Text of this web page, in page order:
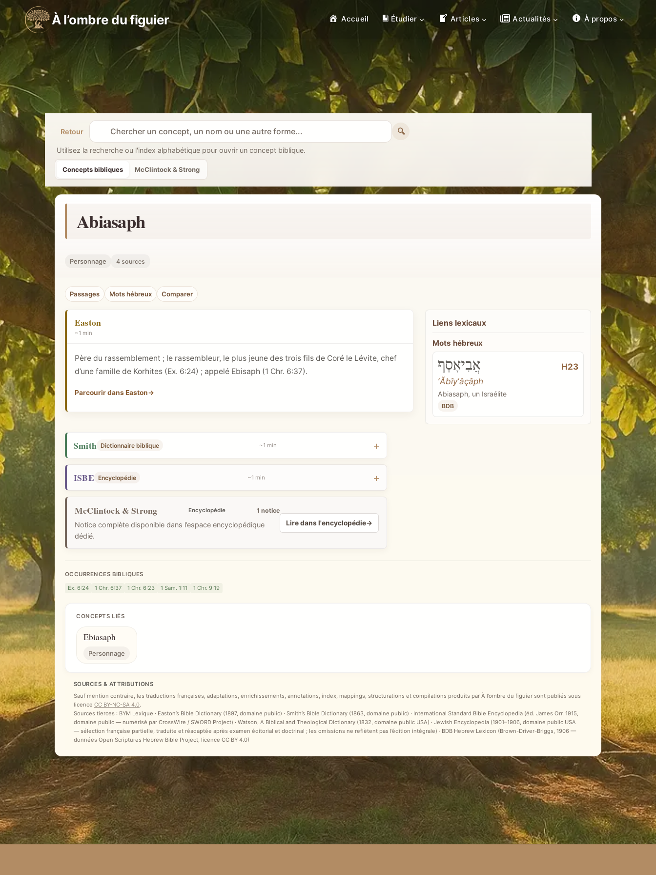
Aller
au
contenu
À l’ombre du figuier Accueil Étudier Articles Actualités À propos
Retour
R
e
e
c
h
c
n
c
p
t
u
e
🔍
Utilisez la recherche ou l'index alphabétique pour ouvrir un concept biblique.
Concepts bibliques McClintock & Strong
Abiasaph
Personnage 4 sources
Passages Mots hébreux Comparer
Liens lexicaux
Mots hébreux
אֲבִיאָסָף
H23
ʼĂbîyʼâçâph
Abiasaph, un Israélite
BDB
Easton
~1 min
Père du rassemblement ; le rassembleur, le plus jeune des trois fils de Coré le Lévite, chef
d’une famille de Korhites (Ex. 6:24) ; appelé Ebisaph (1 Chr. 6:37).
Parcourir dans Easton→
Smith Dictionnaire biblique ~1 min
ISBE Encyclopédie ~1 min
McClintock & Strong Encyclopédie 1 notice
Notice complète disponible dans l’espace encyclopédique
dédié.
Lire dans l'encyclopédie→
OCCURRENCES BIBLIQUES
Ex. 6:24
1 Chr. 6:37 1 Chr. 6:23 1 Sam. 1:11 1 Chr. 9:19
CONCEPTS LIÉS
Ebiasaph
Personnage
SOURCES & ATTRIBUTIONS
Sauf mention contraire, les traductions françaises, adaptations, enrichissements, annotations, index, mappings, structurations et compilations produits par À l’ombre du figuier sont publiés sous
licence CC BY-NC-SA 4.0.
Sources tierces : BYM Lexique · Easton’s Bible Dictionary (1897, domaine public) · Smith’s Bible Dictionary (1863, domaine public) · International Standard Bible Encyclopedia (éd. James Orr, 1915,
domaine public — numérisé par CrossWire / SWORD Project) · Watson, A Biblical and Theological Dictionary (1832, domaine public USA) · Jewish Encyclopedia (1901–1906, domaine public USA
— sélection française partielle, traduite et réadaptée après examen éditorial et doctrinal ; les omissions ne reflètent pas l’édition intégrale) · BDB Hebrew Lexicon (Brown-Driver-Briggs, 1906 —
données Open Scriptures Hebrew Bible Project, licence CC BY 4.0)